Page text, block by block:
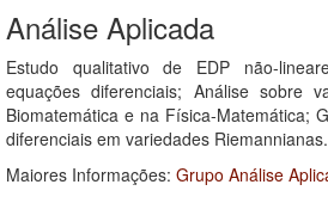
Análise Aplicada
Estudo qualitativo de EDP não-
equações diferenciais; Análise sobre
Biomatemática e na Física-Matemática;
diferenciais em variedades Riemannianas.
Maiores Informações: Grupo Análise